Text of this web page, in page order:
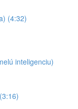
(4:32)
inteligenciu)